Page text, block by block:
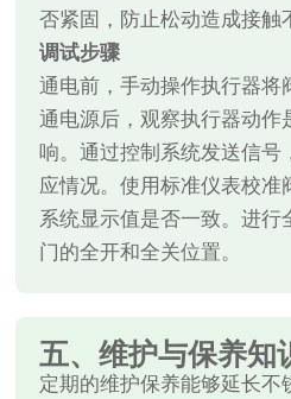
否紧固，防止松动造成接触
调试步骤
通电前，手动操作执行器将
通电源后，观察执行器动作
响。通过控制系统发送信号
应情况。使用标准仪表校准
系统显示值是否一致。进行
门的全开和全关位置。
五、维护与保养知
定期的维护保养能够延长不